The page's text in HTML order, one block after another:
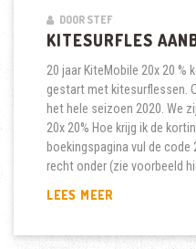
DOOR STEF
KITESURFLES
20 jaar KiteMobile 20x 20 %
gestart met kitesurflessen.
het hele seizoen 2020. We
20x 20% Hoe krijg ik de
boekingspagina vul de
recht onder (zie voorbeeld
LEES MEER